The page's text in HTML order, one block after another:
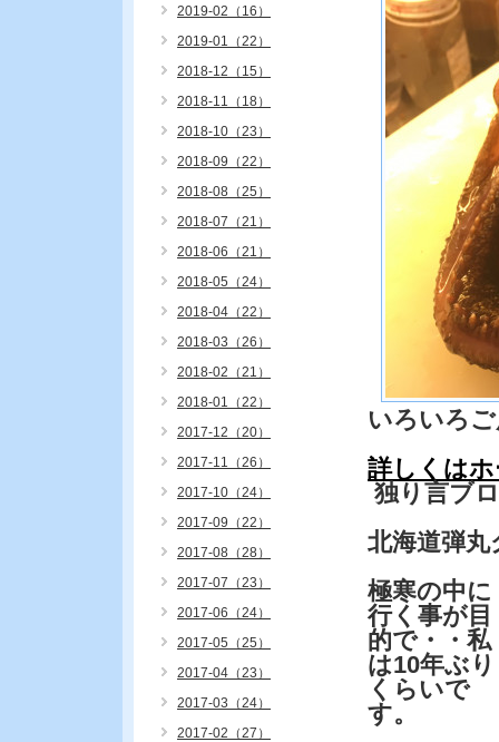
いろいろ
詳しくは
独り言ブ
北海道弾
極寒の中に
行く事が目
的で・・私
は10年ぶり
くらいで
す。
2019-02（16）
2019-01（22）
2018-12（15）
2018-11（18）
2018-10（23）
2018-09（22）
2018-08（25）
2018-07（21）
2018-06（21）
2018-05（24）
2018-04（22）
2018-03（26）
2018-02（21）
2018-01（22）
2017-12（20）
2017-11（26）
2017-10（24）
2017-09（22）
2017-08（28）
2017-07（23）
2017-06（24）
2017-05（25）
2017-04（23）
2017-03（24）
2017-02（27）